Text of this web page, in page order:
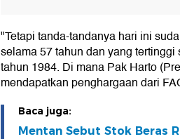
"Tetapi tanda-tandanya hari ini
selama 57 tahun dan yang
tahun 1984. Di mana Pak Harto
mendapatkan penghargaan dari
Baca juga:
Mentan Sebut Stok Beras